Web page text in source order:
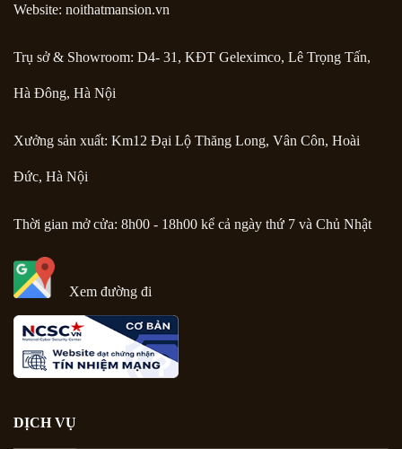
Website: noithatmansion.vn
Trụ sở & Showroom: D4- 31, KĐT Geleximco, Lê Trọng Tấn,
Hà Đông, Hà Nội
Xưởng sản xuất: Km12 Đại Lộ Thăng Long, Vân Côn, Hoài
Đức, Hà Nội
Thời gian mở cửa: 8h00 - 18h00 kể cả ngày thứ 7 và Chủ Nhật
Xem đường đi
DỊCH VỤ